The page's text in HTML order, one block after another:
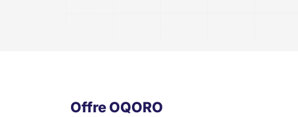
Offre OQORO